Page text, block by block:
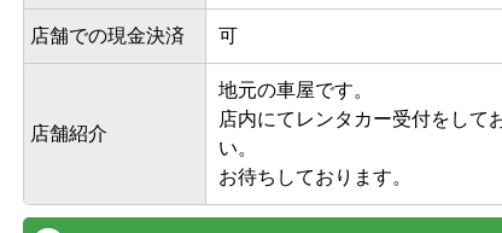
店舗での現金決済 可
店舗紹介
地元の車屋です。
店内にてレンタカー受付をして
い。
お待ちしております。